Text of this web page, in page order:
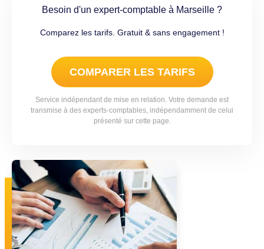
Besoin d'un expert-comptable à Marseille ?
Comparez les tarifs. Gratuit & sans engagement !
COMPARER LES TARIFS
Service indépendant de mise en relation. Votre demande est
transmise à des experts-comptables, indépendamment de celui
présenté sur cette page.